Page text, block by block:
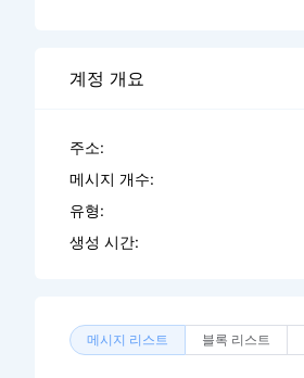
계정 개요
주소:
메시지 개수:
유형:
생성 시간:
메시지 리스트 블록 리스트